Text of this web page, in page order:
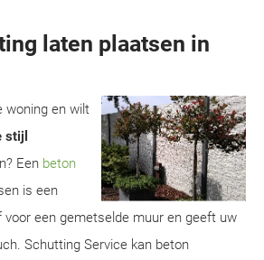
laten plaatsen in
woning en wilt
stijl
Een beton
is een
een gemetselde muur en geeft uw
Schutting Service kan beton